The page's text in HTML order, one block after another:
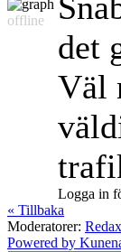
offline
det
Väl
Logga in
« Tillbaka
Moderatorer: Redax
Powered by